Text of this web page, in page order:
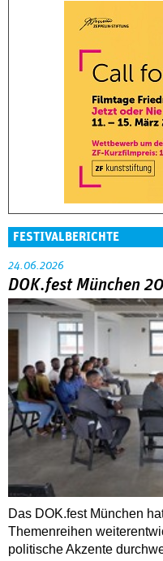
FESTIVALBERICHTE
24.06.2026
DOK.fest München
Das DOK.fest München
Themenreihen
politische Akzente